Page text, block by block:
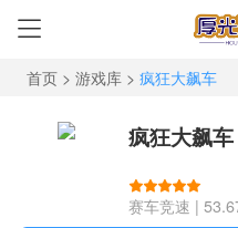
首页 > 游戏库 > 疯狂大飙车
疯狂大飙车
赛车竞速 |